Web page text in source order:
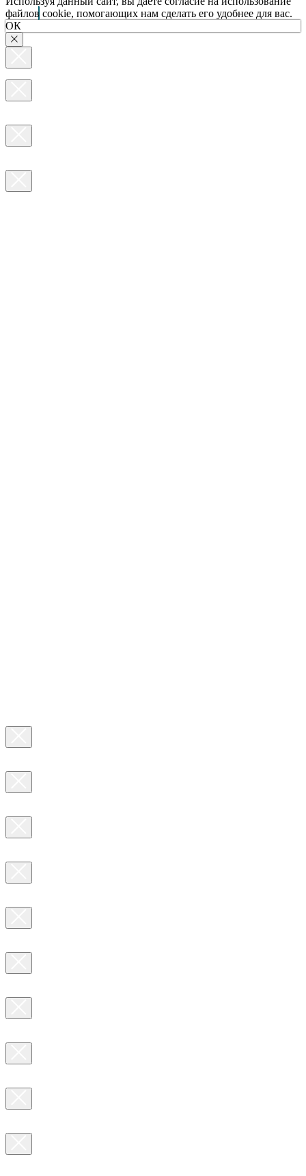
файлов cookie, помогающих нам сделать его удобнее для вас.
ОК